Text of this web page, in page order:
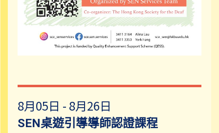
8月05日 - 8月26日
SEN桌遊引導導師認證課程